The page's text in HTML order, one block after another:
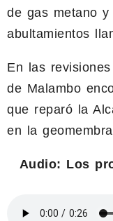
de gas metano y
abultamientos
En las
de Malambo
que reparó la
en la
Audio: Los